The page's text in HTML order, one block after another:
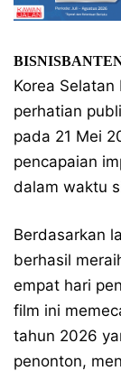
Korea
perhatian
pada 21 Mei
pencapaian
dalam waktu
Berdasarkan
berhasil
empat hari
film ini
tahun 2026
penonton,